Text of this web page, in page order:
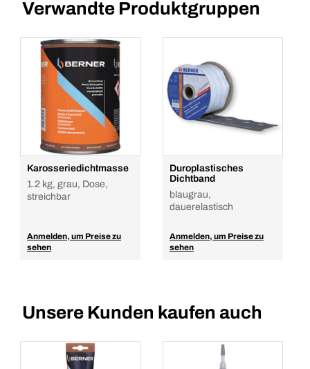
Verwandte Produktgruppen
Karosseriedichtmasse
1.2 kg, grau, Dose,
streichbar
Anmelden, um Preise zu
sehen
Duroplastisches
Dichtband
blaugrau,
dauerelastisch
Anmelden, um Preise zu
sehen
Unsere Kunden kaufen auch